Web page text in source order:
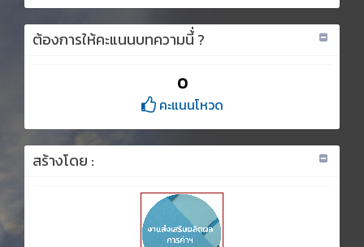
ต้องการให้คะแนนบทความนี้่ ?
0
คะแนนโหวด
สร้างโดย :